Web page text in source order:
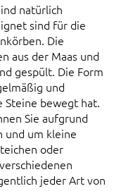
natürlich
sind für die
Die
aus der Maas und
gespült. Die Form
und
Steine bewegt hat.
Sie aufgrund
und um kleine
oder
jeder Art von